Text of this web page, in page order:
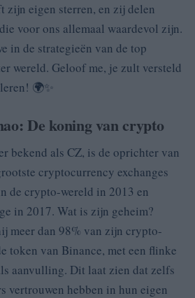
zijn eigen sterren, en zij delen
voor ons allemaal waardevol zijn.
in de strategieën van de top
wereld. Geloof me, je zult versteld
🌍✨
De koning van crypto
bekend als CZ, is de oprichter van
cryptocurrency exchanges
de crypto-wereld in 2013 en
in 2017. Wat is zijn geheim?
meer dan 98% van zijn crypto-
token van Binance, met een flinke
aanvulling. Dit laat zien dat zelfs
vertrouwen hebben in hun eigen